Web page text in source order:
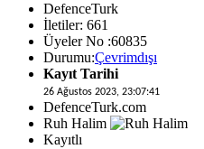
DefenceTurk
İletiler: 661
Üyeler No :60835
Durumu:Çevrimdışı
Kayıt Tarihi
26 Ağustos 2023, 23:07:41
DefenceTurk.com
Ruh Halim
Kayıtlı